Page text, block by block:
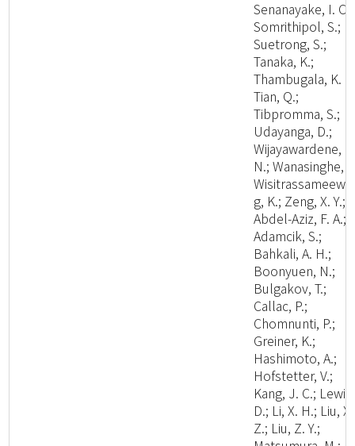
Senanayake, I. C.;
Somrithipol, S.;
Suetrong, S.;
Tanaka, K.;
Thambugala, K.
Tian, Q.;
Tibpromma, S.;
Udayanga, D.;
Wijayawardene,
N.; Wanasinghe,
g, K.; Zeng, X. Y.;
Abdel-Aziz, F. A.;
Adamcik, S.;
Bahkali, A. H.;
Boonyuen, N.;
Bulgakov, T.;
Callac, P.;
Chomnunti, P.;
Greiner, K.;
Hashimoto, A.;
Hofstetter, V.;
Kang, J. C.; Lewis,
D.; Li, X. H.; Liu, X.
Z.; Liu, Z. Y.;